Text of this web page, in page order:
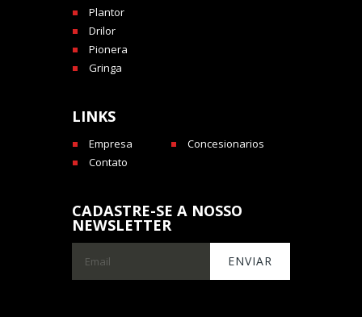
Plantor
Drilor
Pionera
Gringa
LINKS
Empresa
Concesionarios
Contato
CADASTRE-SE A NOSSO
NEWSLETTER